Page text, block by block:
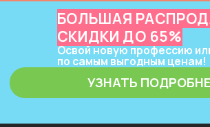
БОЛЬШАЯ РАСПРОДАЖА ЛЕТА!
СКИДКИ ДО 65%
Освой новую профессию или навык
по самым выгодным ценам!
УЗНАТЬ ПОДРОБНЕЕ